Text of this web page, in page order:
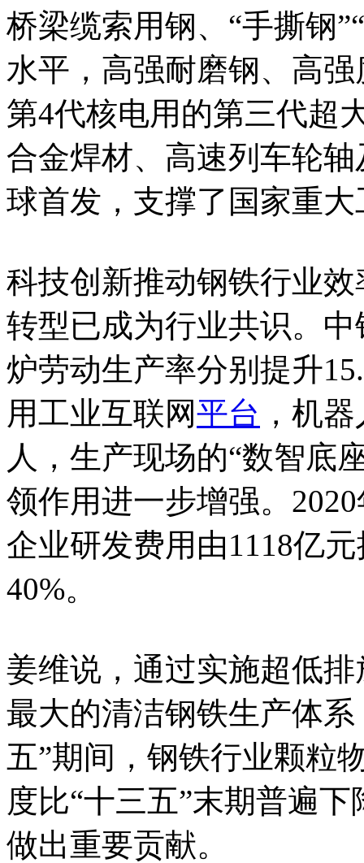
桥梁缆索用钢、“手撕钢
水平，高强耐磨钢、高
第4代核电用的第三代超
合金焊材、高速列车轮
球首发，支撑了国家重
科技创新推动钢铁行业
转型已成为行业共识。
炉劳动生产率分别提升
用工业互联网平台 ，机
人，生产现场的“数智底
领作用进一步增强。
企业研发费用由1118亿
40%。
姜维说，通过实施超低
最大的清洁钢铁生产体
五”期间，钢铁行业颗粒
度比“十三五”末期普遍
做出重要贡献。